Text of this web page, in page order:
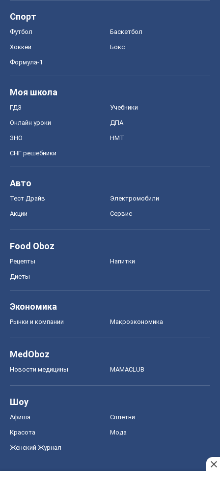
Спорт
Футбол Баскетбол
Хоккей Бокс
Формула-1
Моя школа
ГДЗ Учебники
Онлайн уроки ДПА
ЗНО НМТ
СНГ решебники
Авто
Тест Драйв Электромобили
Акции Сервис
Food Oboz
Рецепты Напитки
Диеты
Экономика
Рынки и компании Mакроэкономика
MedOboz
Новости медицины MAMACLUB
Шоу
Афиша Сплетни
Красота Мода
Женский Журнал